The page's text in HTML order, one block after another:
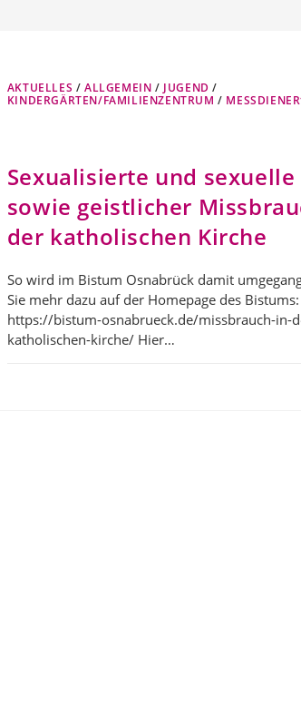
AKTUELLES /ALLGEMEIN / JUGEND /
KINDERGÄRTEN/FAMILIENZENTRUM /
Sexualisierte und sexuelle
sowie geistlicher
der katholischen Kirche
So wird im Bistum Osnabrück damit
Sie mehr dazu auf der Homepage des Bistums:
https://bistum-osnabrueck.de/missbrauch-in-
katholischen-kirche/ Hier…